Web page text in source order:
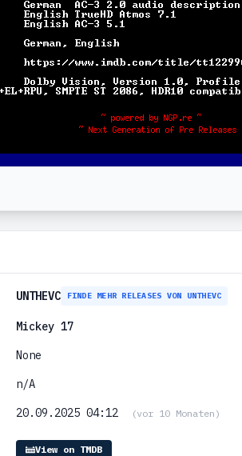
UNTHEVC FINDE MEHR RELEASES VON UNTHEVC
Mickey 17
None
n/A
20.09.2025 04:12 (vor 10 Monaten)
View on TMDB